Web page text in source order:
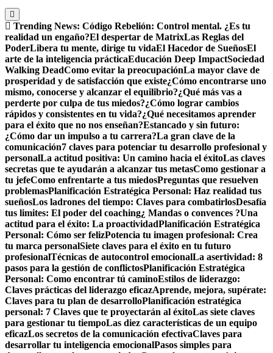
Trending News: Código Rebelión: Control mental. ¿Es tu
realidad un engaño?El despertar de MatrixLas Reglas del
PoderLibera tu mente, dirige tu vidaEl Hacedor de SueñosEl
arte de la inteligencia prácticaEducación Deep ImpactSociedad
Walking DeadComo evitar la preocupaciónLa mayor clave de
prosperidad y de satisfacción que existe¿Cómo encontrarse uno
mismo, conocerse y alcanzar el equilibrio?¿Qué más vas a
perderte por culpa de tus miedos?¿Cómo lograr cambios
rápidos y consistentes en tu vida?¿Qué necesitamos aprender
para el éxito que no nos enseñan?Estancado y sin futuro:
¿Cómo dar un impulso a tu carrera?La gran clave de la
comunicación7 claves para potenciar tu desarrollo profesional y
personalLa actitud positiva: Un camino hacia el éxitoLas claves
secretas que te ayudarán a alcanzar tus metasComo gestionar a
tu jefeComo enfrentarte a tus miedosPreguntas que resuelven
problemasPlanificación Estratégica Personal: Haz realidad tus
sueñosLos ladrones del tiempo: Claves para combatirlosDesafía
tus limites: El poder del coaching¿ Mandas o convences ?Una
actitud para el éxito: La proactividadPlanificación Estratégica
Personal: Cómo ser felizPotencia tu imagen profesional: Crea
tu marca personalSiete claves para el éxito en tu futuro
profesionalTécnicas de autocontrol emocionalLa asertividad: 8
pasos para la gestión de conflictosPlanificación Estratégica
Personal: Como encontrar tú caminoEstilos de liderazgo:
Claves prácticas del liderazgo eficazAprende, mejora, supérate:
Claves para tu plan de desarrolloPlanificación estratégica
personal: 7 Claves que te proyectarán al éxitoLas siete claves
para gestionar tu tiempoLas diez características de un equipo
eficazLos secretos de la comunicación efectivaClaves para
desarrollar tu inteligencia emocionalPasos simples para